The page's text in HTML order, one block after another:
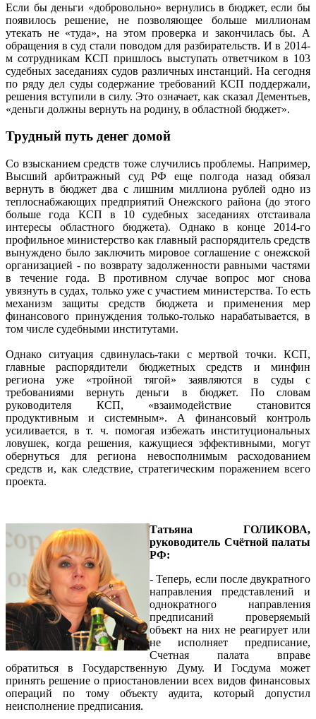
Если бы деньги «добровольно» вернулись в бюджет, если бы
появилось решение, не позволяющее больше миллионам
утекать не «туда», на этом проверка и закончилась бы. А
обращения в суд стали поводом для разбирательств. И в 2014-
м сотрудникам КСП пришлось выступать ответчиком в 103
судебных заседаниях судов различных инстанций. На сегодня
по ряду дел суды содержание требований КСП поддержали,
решения вступили в силу. Это означает, как сказал Дементьев,
«деньги должны вернуть на родину, в областной бюджет».
Трудный путь денег домой
Со взысканием средств тоже случились проблемы. Например,
Высший арбитражный суд РФ еще полгода назад обязал
вернуть в бюджет два с лишним миллиона рублей одно из
теплоснабжающих предприятий Онежского района (до этого
больше года КСП в 10 судебных заседаниях отстаивала
интересы областного бюджета). Однако в конце 2014-го
профильное министерство как главный распорядитель средств
вынуждено было заключить мировое соглашение с онежской
организацией - по возврату задолженности равными частями
в течение года. В противном случае вопрос мог снова
увязнуть в судах, только уже с участием министерства. То есть
механизм защиты средств бюджета и применения мер
финансового принуждения только-только нарабатывается, в
том числе судебными институтами.
Однако ситуация сдвинулась-таки с мертвой точки. КСП,
главные распорядители бюджетных средств и минфин
региона уже «тройной тягой» заявляются в суды с
требованиями вернуть деньги в бюджет. По словам
руководителя КСП, «взаимодействие становится
продуктивным и системным». А финансовый контроль
усиливается, в т. ч. помогая избежать институциональных
ловушек, когда решения, кажущиеся эффективными, могут
обернуться для региона невосполнимым расходованием
средств и, как следствие, стратегическим поражением всего
проекта.
Татьяна ГОЛИКОВА,
руководитель Счётной палаты
РФ:
- Теперь, если после двукратного
направления представлений и
однократного направления
предписаний проверяемый
объект на них не реагирует или
не исполняет предписание,
Счетная палата вправе
обратиться в Государственную Думу. И Госдума может
принять решение о приостановлении всех видов финансовых
операций по тому объекту аудита, который допустил
неисполнение предписания.